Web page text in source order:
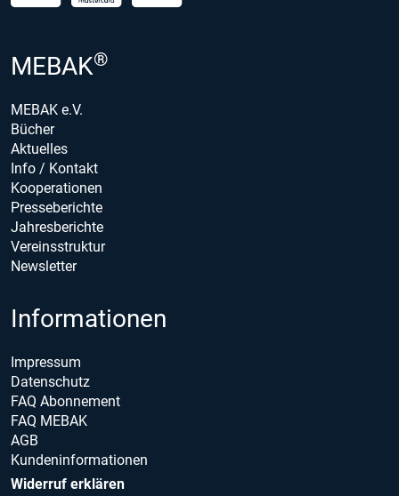
MEBAK®
MEBAK e.V.
Bücher
Aktuelles
Info / Kontakt
Kooperationen
Presseberichte
Jahresberichte
Vereinsstruktur
Newsletter
Informationen
Impressum
Datenschutz
FAQ Abonnement
FAQ MEBAK
AGB
Kundeninformationen
Widerruf erklären